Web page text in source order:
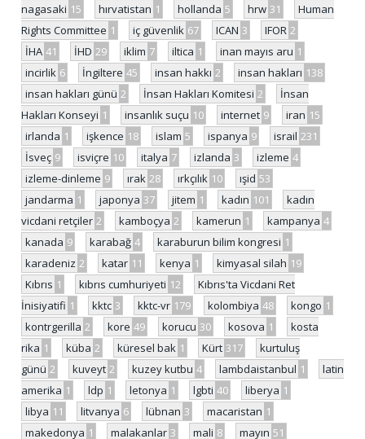
nagasaki 15 hırvatistan 1 hollanda 5 hrw 31
Human
Rights Committee 1 iç güvenlik 67 ICAN 3 IFOR 2
İHA 41 İHD 29 iklim 7 iltica 1 inan mayıs aru 1
incirlik 6 İngiltere 45 insan hakkı 2 insan hakları 138
insan hakları günü 2 İnsan Hakları Komitesi 2
İnsan
Hakları Konseyi 1 insanlık suçu 10 internet 9 iran 15
irlanda 1 işkence 18 islam 5 ispanya 9 israil 231
İsveç 9 isviçre 10 italya 7 izlanda 3 izleme 4
izleme-dinleme 9 ırak 28 ırkçılık 10 ışid 53
jandarma 1 japonya 37 jitem 1 kadın 101
kadın
vicdani retçiler 2 kamboçya 2 kamerun 1 kampanya 4
kanada 9 karabağ 4 karaburun bilim kongresi 1
karadeniz 2 katar 11 kenya 1 kimyasal silah 19
Kıbrıs 1 kıbrıs cumhuriyeti 12
Kıbrıs'ta Vicdani Ret
İnisiyatifi 1 kktc 3 kktc-vr 179 kolombiya 48 kongo 1
kontrgerilla 2 kore 49 korucu 30 kosova 1
kosta
rika 1 küba 2 küresel bak 1 Kürt 317
kurtuluş
günü 2 kuveyt 2 kuzey kutbu 4 lambdaistanbul 1
latin
amerika 1 ldp 1 letonya 1 lgbti 40 liberya 1
libya 11 litvanya 6 lübnan 3 macaristan 1
makedonya 1 malakanlar 3 mali 8 mayın 51